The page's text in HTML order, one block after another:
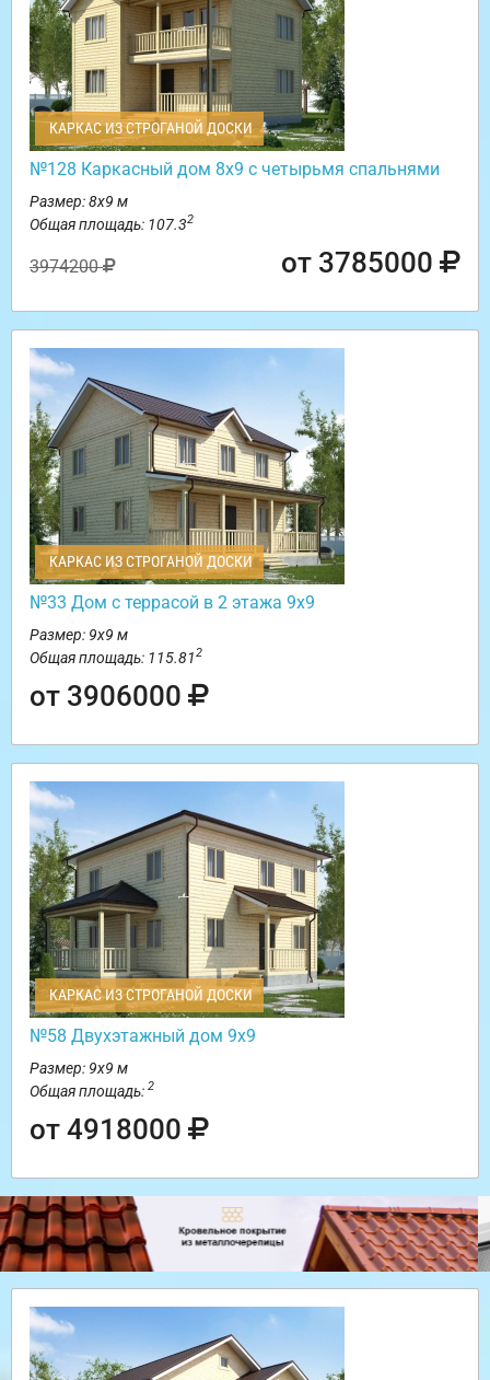
КАРКАС ИЗ СТРОГАНОЙ ДОСКИ
№128 Каркасный дом 8х9 с четырьмя спальнями
Размер: 8х9 м
Общая площадь: 107.32
3974200 от 3785000
КАРКАС ИЗ СТРОГАНОЙ ДОСКИ
№33 Дом с террасой в 2 этажа 9х9
Размер: 9х9 м
Общая площадь: 115.812
от 3906000
КАРКАС ИЗ СТРОГАНОЙ ДОСКИ
№58 Двухэтажный дом 9х9
Размер: 9х9 м
Общая площадь: 2
от 4918000